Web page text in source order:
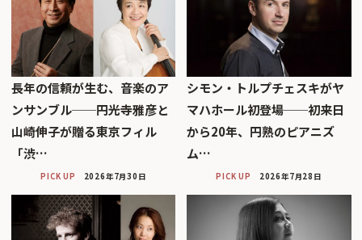
長年の信頼が生む、音楽のア
ンサンブル──円光寺雅彦と
山崎伸子が贈る東京フィル
「渋…
PICK UP 2026年7月30日
シモン・トルプチェスキがヤ
マハホール初登場──初来日
から20年、円熟のピアニズ
ム…
PICK UP 2026年7月28日